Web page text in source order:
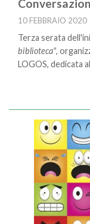
10 FEBBRAIO 2020
Terza serata
biblioteca",
LOGOS, dedicata